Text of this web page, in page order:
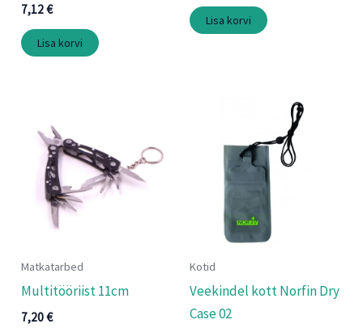
7,12€
Lisa korvi
Lisa korvi
Matkatarbed
Multitööriist 11cm
7,20€
Kotid
Veekindel kott Norfin Dry
Case 02